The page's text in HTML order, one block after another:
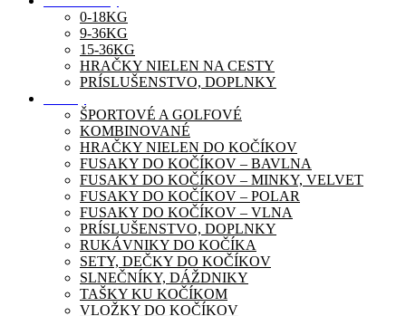
0-18KG
9-36KG
15-36KG
HRAČKY NIELEN NA CESTY
PRÍSLUŠENSTVO, DOPLNKY
ŠPORTOVÉ A GOLFOVÉ
KOMBINOVANÉ
HRAČKY NIELEN DO KOČÍKOV
FUSAKY DO KOČÍKOV – BAVLNA
FUSAKY DO KOČÍKOV – MINKY, VELVET
FUSAKY DO KOČÍKOV – POLAR
FUSAKY DO KOČÍKOV – VLNA
PRÍSLUŠENSTVO, DOPLNKY
RUKÁVNIKY DO KOČÍKA
SETY, DEČKY DO KOČÍKOV
SLNEČNÍKY, DÁŽDNIKY
TAŠKY KU KOČÍKOM
VLOŽKY DO KOČÍKOV